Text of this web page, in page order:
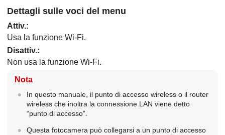
Dettagli sulle voci del menu
Attiv.:
Usa la funzione Wi-Fi.
Disattiv.:
Non usa la funzione Wi-Fi.
Nota
In questo manuale, il punto di accesso wireless o il router
wireless che inoltra la connessione LAN viene detto
“punto di accesso”.
Questa fotocamera può collegarsi a un punto di accesso